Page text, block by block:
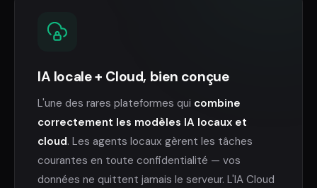
IA locale + Cloud, bien conçue
L'une des rares plateformes qui combine
correctement les modèles IA locaux et
cloud. Les agents locaux gèrent les tâches
courantes en toute confidentialité — vos
données ne quittent jamais le serveur. L'IA Cloud